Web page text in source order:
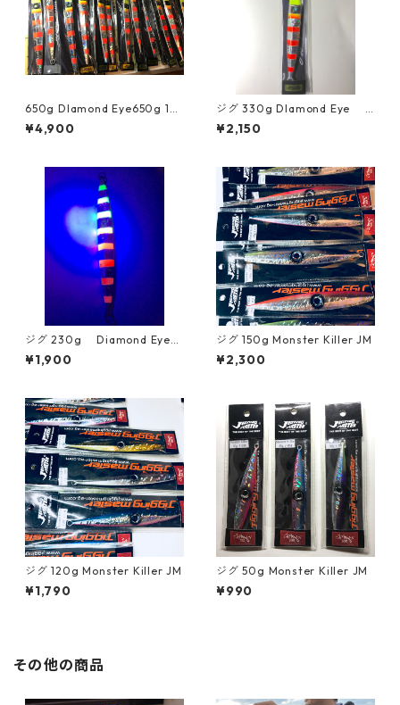
650g DIamond Eye650g 12
# JM メヌケ カンパチ
¥4,900
ジグ 330g DIamond Eye
アカムツ カンパチ クロム
ツ
¥2,150
ジグ 230g Diamond Eye
太刀魚 青物 アカムツ jiggi
ngMaster ジギングマスター
¥1,900
ジグ 150g Monster Killer JM
¥2,300
ジグ 120g Monster Killer JM
¥1,790
ジグ 50g Monster Killer JM
¥990
その他の商品